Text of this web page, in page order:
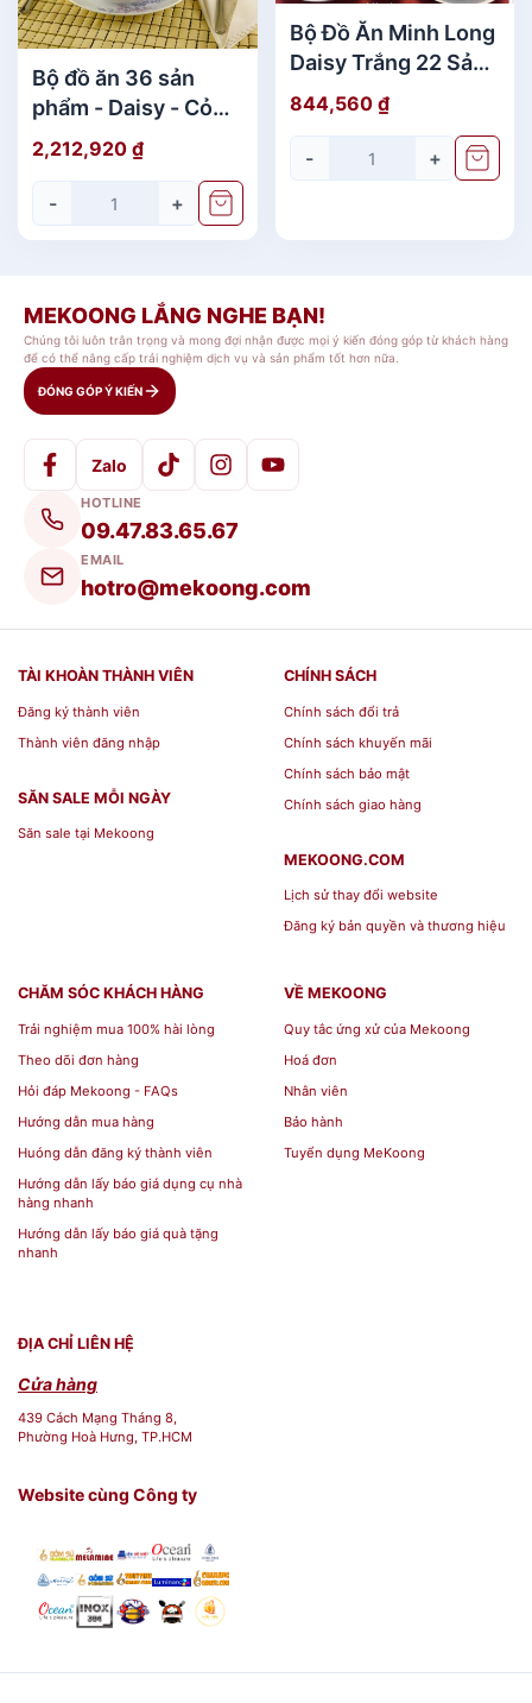
ợ
n
g
Bộ đồ ăn 36 sản
phẩm - Daisy - Cỏ
Tím
2,212,920 ₫
- +
Bộ Đồ Ăn Minh Long
Daisy Trắng 22 Sản
Phẩm Cao Cấp
844,560 ₫
- +
MEKOONG LẮNG NGHE BẠN!
Chúng tôi luôn trân trọng và mong đợi nhận được mọi ý kiến đóng góp từ khách hàng
để có thể nâng cấp trải nghiệm dịch vụ và sản phẩm tốt hơn nữa.
ĐÓNG GÓP Ý KIẾN
Zalo
HOTLINE
09.47.83.65.67
EMAIL
hotro@mekoong.com
TÀI KHOÀN THÀNH VIÊN
Đăng ký thành viên
Thành viên đăng nhập
SĂN SALE MỖI NGÀY
Săn sale tại Mekoong
CHÍNH SÁCH
Chính sách đổi trả
Chính sách khuyến mãi
Chính sách bảo mật
Chính sách giao hàng
MEKOONG.COM
Lịch sử thay đổi website
Đăng ký bản quyền và thương hiệu
CHĂM SÓC KHÁCH HÀNG
Trải nghiệm mua 100% hài lòng
Theo dõi đơn hàng
Hỏi đáp Mekoong - FAQs
Hướng dẫn mua hàng
Huóng dẫn đăng ký thành viên
Hướng dẫn lấy báo giá dụng cụ nhà
hàng nhanh
Hướng dẫn lấy báo giá quà tặng
nhanh
VỀ MEKOONG
Quy tắc ứng xử của Mekoong
Hoá đơn
Nhân viên
Bảo hành
Tuyển dụng MeKoong
ĐỊA CHỈ LIÊN HỆ
Cửa hàng
439 Cách Mạng Tháng 8,
Phường Hoà Hưng, TP.HCM
Website cùng Công ty